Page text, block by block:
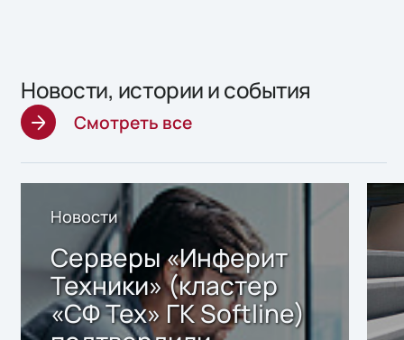
Новости, истории и события
Смотреть все
Новости
Серверы «Инферит
Техники» (кластер
«СФ Тех» ГК Softline)